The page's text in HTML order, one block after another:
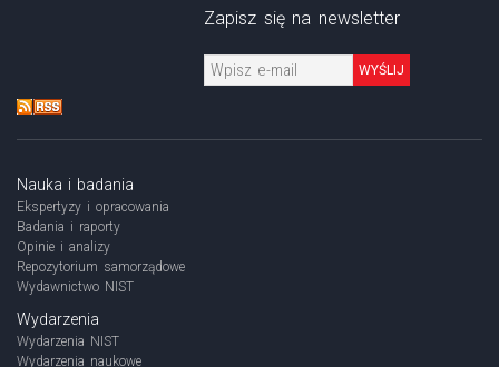
Zapisz się na newsletter
WYŚLIJ
Nauka i badania
Ekspertyzy i opracowania
Badania i raporty
Opinie i analizy
Repozytorium samorządowe
Wydawnictwo NIST
Wydarzenia
Wydarzenia NIST
Wydarzenia naukowe